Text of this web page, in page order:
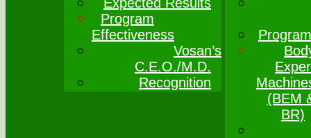
Program
Effectiveness
Vosan’s
C.E.O./M.D.
Recognition
(BEM
BR)